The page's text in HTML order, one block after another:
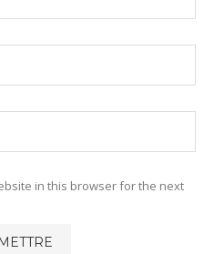
in this browser for the next